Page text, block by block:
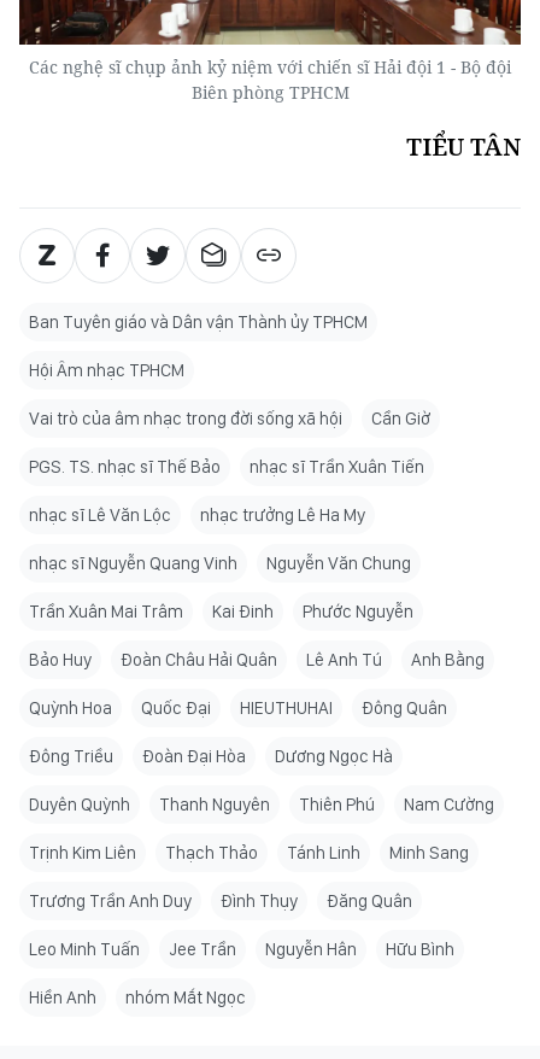
Các nghệ sĩ chụp ảnh kỷ niệm với chiến sĩ Hải đội 1 - Bộ đội
Biên phòng TPHCM
TIỂU TÂN
Ban Tuyên giáo và Dân vận Thành ủy TPHCM
Hội Âm nhạc TPHCM
Vai trò của âm nhạc trong đời sống xã hội Cần Giờ
PGS. TS. nhạc sĩ Thế Bảo nhạc sĩ Trần Xuân Tiến
nhạc sĩ Lê Văn Lộc nhạc trưởng Lê Ha My
nhạc sĩ Nguyễn Quang Vinh Nguyễn Văn Chung
Trần Xuân Mai Trâm Kai Đinh Phước Nguyễn
Bảo Huy Đoàn Châu Hải Quân Lê Anh Tú Anh Bằng
Quỳnh Hoa Quốc Đại HIEUTHUHAI Đông Quân
Đông Triều Đoàn Đại Hòa Dương Ngọc Hà
Duyên Quỳnh Thanh Nguyên Thiên Phú Nam Cường
Trịnh Kim Liên Thạch Thảo Tánh Linh Minh Sang
Trương Trần Anh Duy Đình Thụy Đăng Quân
Leo Minh Tuấn Jee Trần Nguyễn Hân Hữu Bình
Hiền Anh nhóm Mắt Ngọc